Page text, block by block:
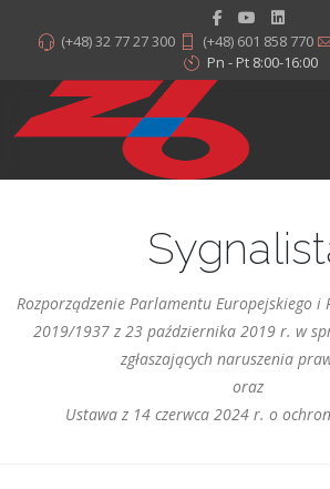
(+48) 32 77 27 300 (+48) 601 858 770
Pn - Pt 8:00-16:00
Rozporządzenie Parlamentu Europejskiego i
2019/1937 z 23 października 2019 r. w
zgłaszających naruszenia
oraz
Ustawa z 14 czerwca 2024 r. o